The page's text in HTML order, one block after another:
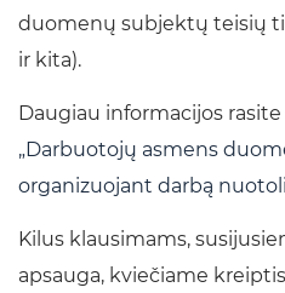
duomenų subjektų teisių
ir kita).
Daugiau informacijos
„Darbuotojų asmens
organizuojant darbą
Kilus klausimams,
apsauga, kviečiame